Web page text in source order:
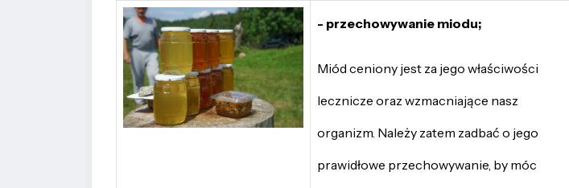
- przechowywanie miodu;
Miód ceniony jest za jego właściwości
lecznicze oraz wzmacniające nasz
organizm. Należy zatem zadbać o jego
prawidłowe przechowywanie, by móc